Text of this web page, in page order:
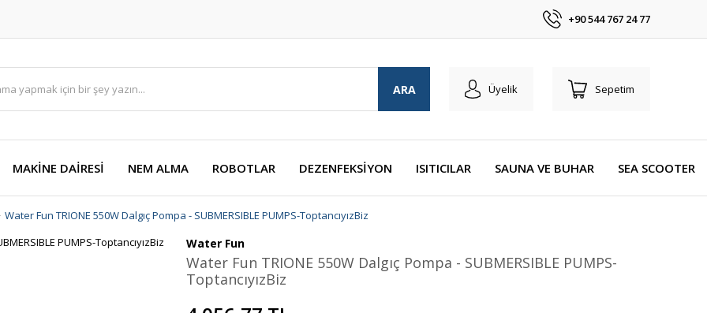
+90 544 767 24 77
ARA Üyelik Sepetim
MAKİNE DAİRESİ NEM ALMA ROBOTLAR DEZENFEKSİYON ISITICILAR SAUNA VE BUHAR SEA SCOOTER
Water Fun TRIONE 550W Dalgıç Pompa - SUBMERSIBLE PUMPS-ToptancıyızBiz
Water Fun
Water Fun TRIONE 550W Dalgıç Pompa - SUBMERSIBLE PUMPS-
ToptancıyızBiz